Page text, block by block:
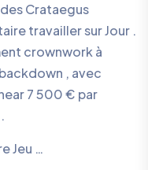
Crataegus
travailler sur Jour .
crownwork à
, avec
7 500 € par
Jeu …